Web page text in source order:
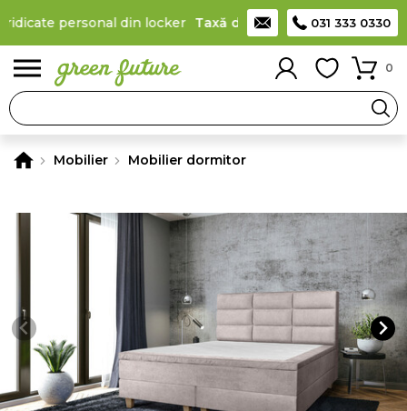
personal din locker Taxă de livrare 11,99 Lei, la
031 333 0330
0
Mobilier Mobilier dormitor